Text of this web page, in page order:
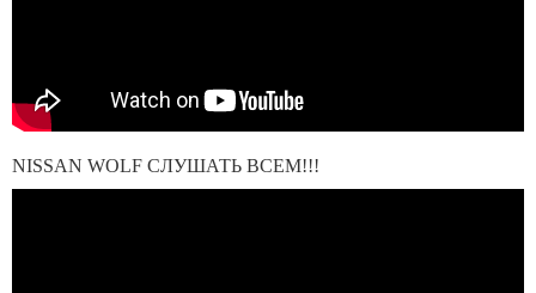
NISSAN WOLF СЛУШАТЬ ВСЕМ!!!